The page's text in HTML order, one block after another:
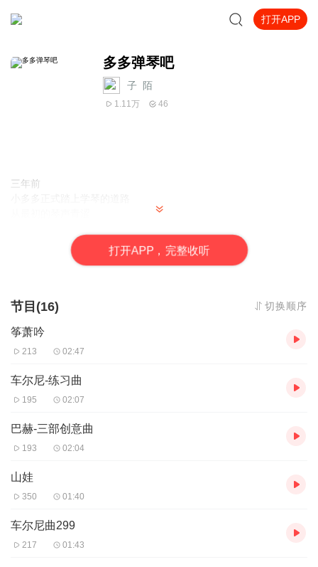
打开APP
多多弹琴吧
子_陌
1.11万 46
三年前
这期间，有欣喜、有挣扎、有崩溃
是小小的梦想、每天的坚持
不定期上新三年来弹过的曲目
打开APP，完整收听
节目(16) 切换顺序
筝萧吟
213 02:47
车尔尼-练习曲
195 02:07
巴赫-三部创意曲
193 02:04
山娃
350 01:40
车尔尼曲299
217 01:43